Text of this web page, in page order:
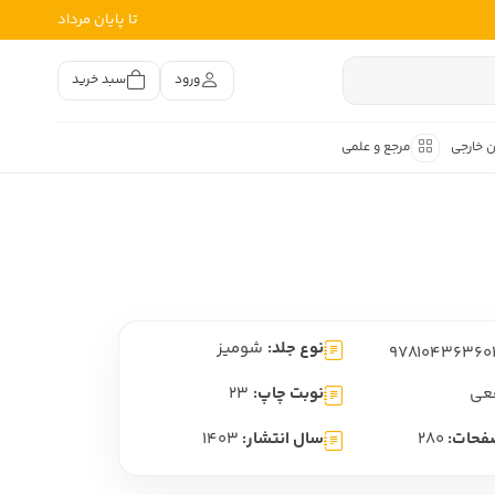
تا پایان مرداد
ورود سبد خرید
خارجی مرجع و علمی
فارسی
متون کهن
نوع جلد: شومیز
نوبت چاپ: 23
280 سال انتشار: 1403